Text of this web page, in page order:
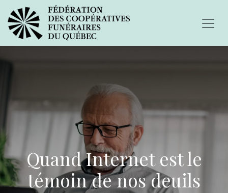
Quand Internet est le
témoin de nos deuils